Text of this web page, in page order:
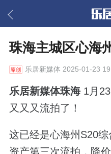
珠海主城区心海
乐居新媒体 2025-01-23
乐居新媒体珠海1月23
又又又流拍了！
这已经是心海州S20
资产第三次流拍，降价